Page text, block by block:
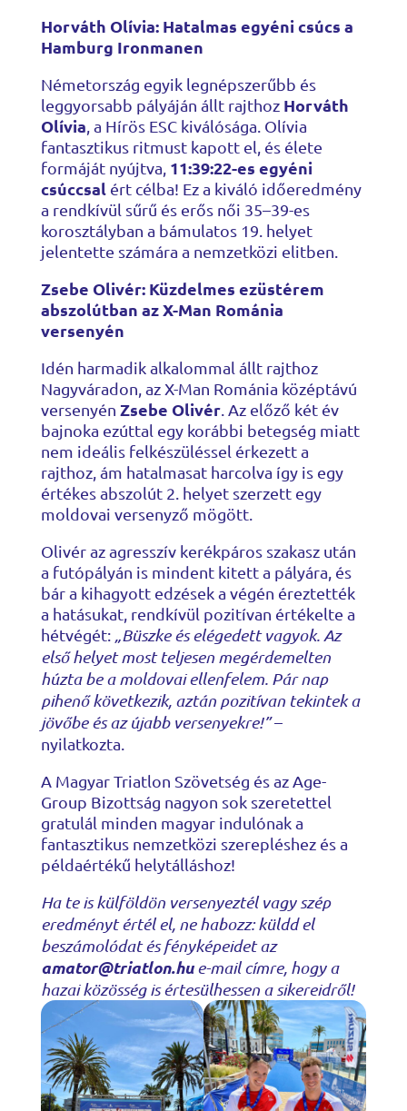
Horváth Olívia: Hatalmas egyéni csúcs a
Hamburg Ironmanen
Németország egyik legnépszerűbb és
leggyorsabb pályáján állt rajthoz Horváth
Olívia , a Hírös ESC kiválósága. Olívia
fantasztikus ritmust kapott el, és élete
formáját nyújtva, 11:39:22-es egyéni
csúccsal ért célba! Ez a kiváló időeredmény
a rendkívül sűrű és erős női 35–39-es
korosztályban a bámulatos 19. helyet
jelentette számára a nemzetközi elitben.
Zsebe Olivér: Küzdelmes ezüstérem
abszolútban az X-Man Románia
versenyén
Idén harmadik alkalommal állt rajthoz
Nagyváradon, az X-Man Románia középtávú
versenyén Zsebe Olivér. Az előző két év
bajnoka ezúttal egy korábbi betegség miatt
nem ideális felkészüléssel érkezett a
rajthoz, ám hatalmasat harcolva így is egy
értékes abszolút 2. helyet szerzett egy
moldovai versenyző mögött.
Olivér az agresszív kerékpáros szakasz után
a futópályán is mindent kitett a pályára, és
bár a kihagyott edzések a végén éreztették
a hatásukat, rendkívül pozitívan értékelte a
hétvégét: „Büszke és elégedett vagyok. Az
első helyet most teljesen megérdemelten
húzta be a moldovai ellenfelem. Pár nap
pihenő következik, aztán pozitívan tekintek a
jövőbe és az újabb versenyekre!”–
nyilatkozta.
A Magyar Triatlon Szövetség és az Age-
Group Bizottság nagyon sok szeretettel
gratulál minden magyar indulónak a
fantasztikus nemzetközi szerepléshez és a
példaértékű helytálláshoz!
Ha te is külföldön versenyeztél vagy szép
eredményt értél el, ne habozz: küldd el
beszámolódat és fényképeidet az
amator@triatlon.hue-mail címre, hogy a
hazai közösség is értesülhessen a sikereidről!